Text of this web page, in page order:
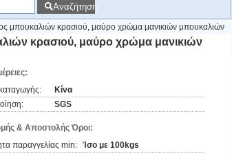
Αναζήτηση
μπουκαλιών κρασιού, μαύρο χρώμα μανικιών μπουκαλιών
κρασιού, μαύρο χρώμα μανικιών
Κίνα
SGS
& Αποστολής Όροι:
παραγγελίας min: Ίσο με 100kgs